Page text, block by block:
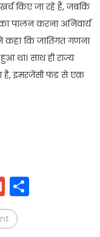
किए जा रहे हैं, जबकि
पालन करना अनिवार्य
कहा कि जातिगत गणना
था। साथ ही राज्य
है, इमरजेंसी फंड से एक
Gmail